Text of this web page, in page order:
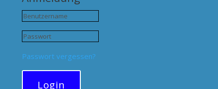
Passwort vergessen?
Login